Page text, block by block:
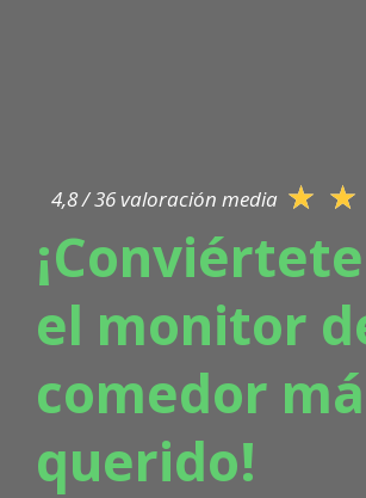
4,8 / 36 valoración media ★ ★
el monitor
comedor
querido!